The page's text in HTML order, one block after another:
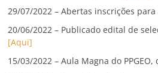
29/07/2022 – Abertas inscrições
20/06/2022 – Publicado edital de
[Aqui]
15/03/2022 – Aula Magna do PPGEO,